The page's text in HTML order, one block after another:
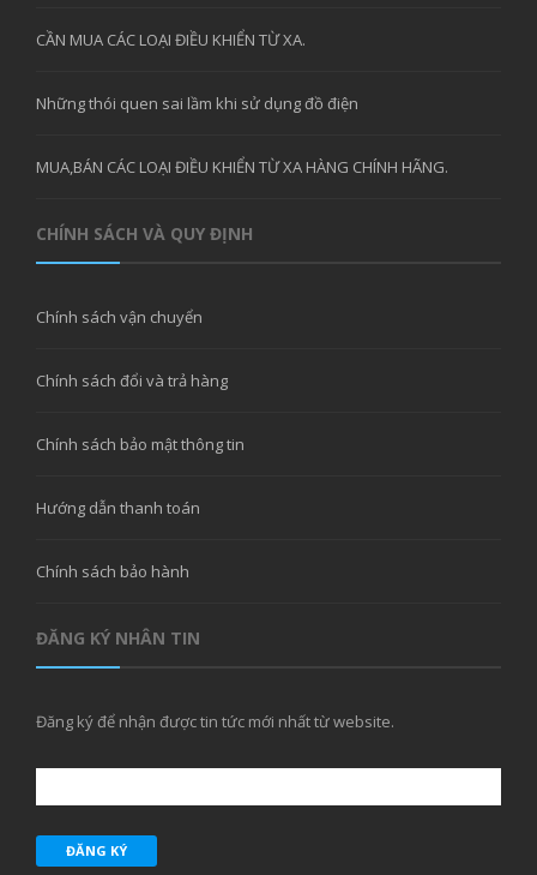
CẦN MUA CÁC LOẠI ĐIỀU KHIỂN TỪ XA.
Những thói quen sai lầm khi sử dụng đồ điện
MUA,BÁN CÁC LOẠI ĐIỀU KHIỂN TỪ XA HÀNG CHÍNH HÃNG.
CHÍNH SÁCH VÀ QUY ĐỊNH
Chính sách vận chuyển
Chính sách đổi và trả hàng
Chính sách bảo mật thông tin
Hướng dẫn thanh toán
Chính sách bảo hành
ĐĂNG KÝ NHÂN TIN
Đăng ký để nhận được tin tức mới nhất từ website.
ĐĂNG KÝ